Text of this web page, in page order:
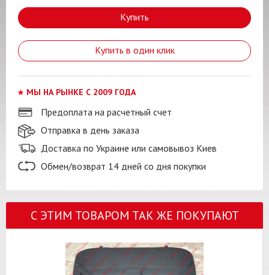
Купить
Купить в один клик
МЫ НА РЫНКЕ С 2009 ГОДА
Предоплата на расчетный счет
Отправка в день заказа
Доставка по Украине или самовывоз Киев
Обмен/возврат 14 дней со дня покупки
С ЭТИМ ТОВАРОМ ТАК ЖЕ ПОКУПАЮТ